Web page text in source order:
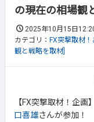
の現在の相場観
2025年10月15日
カテゴリ： FX突撃取材
観と戦略を取材]
【FX突撃取材！企画
口喜雄さんが参加！